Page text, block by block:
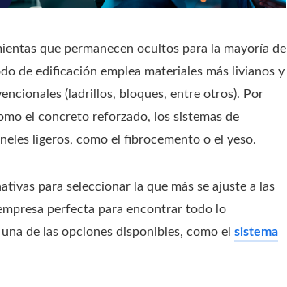
que permanecen ocultos para la mayoría de
de edificación emplea materiales más livianos y
(ladrillos, bloques, entre otros). Por
el concreto reforzado, los sistemas de
ligeros, como el fibrocemento o el yeso.
para seleccionar la que más se ajuste a las
perfecta para encontrar todo lo
de las opciones disponibles, como el sistema